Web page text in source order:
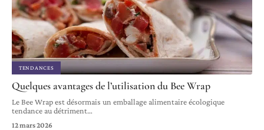
TENDANCES
Quelques avantages de l’utilisation du Bee Wrap
Le Bee Wrap est désormais un emballage alimentaire écologique
tendance au détriment…
12 mars 2026